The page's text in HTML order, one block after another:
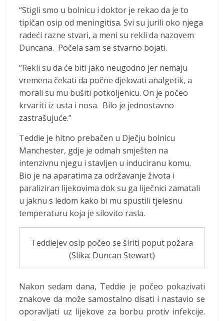
“Stigli smo u bolnicu i doktor je rekao da je to
tipičan osip od meningitisa. Svi su jurili oko njega
radeći razne stvari, a meni su rekli da nazovem
Duncana. Počela sam se stvarno bojati.
“Rekli su da će biti jako neugodno jer nemaju
vremena čekati da počne djelovati analgetik, a
morali su mu bušiti potkoljenicu. On je počeo
krvariti iz usta i nosa. Bilo je jednostavno
zastrašujuće.”
Teddie je hitno prebačen u Dječju bolnicu
Manchester, gdje je odmah smješten na
intenzivnu njegu i stavljen u induciranu komu.
Bio je na aparatima za održavanje života i
paraliziran lijekovima dok su ga liječnici zamatali
u jaknu s ledom kako bi mu spustili tjelesnu
temperaturu koja je silovito rasla.
Teddiejev osip počeo se širiti poput požara
(Slika: Duncan Stewart)
Nakon sedam dana, Teddie je počeo pokazivati
znakove da može samostalno disati i nastavio se
oporavljati uz lijekove za borbu protiv infekcije.